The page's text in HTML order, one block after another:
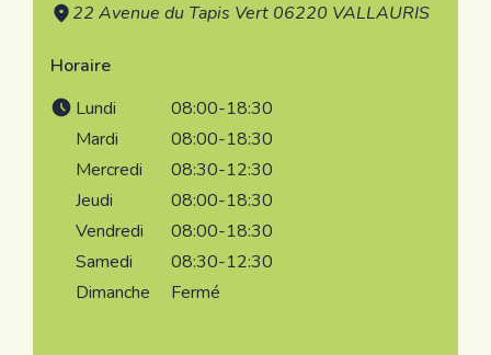
22 Avenue du Tapis Vert 06220 VALLAURIS
Horaire
Lundi
08:00-18:30
Mardi
08:00-18:30
Mercredi
08:30-12:30
Jeudi
08:00-18:30
Vendredi
08:00-18:30
Samedi
08:30-12:30
Dimanche
Fermé